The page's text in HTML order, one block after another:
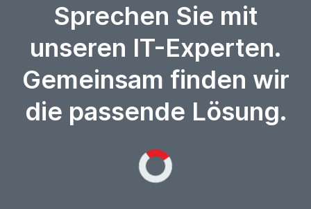
Sprechen Sie mit
unseren IT-Experten.
Gemeinsam finden wir
die passende Lösung.